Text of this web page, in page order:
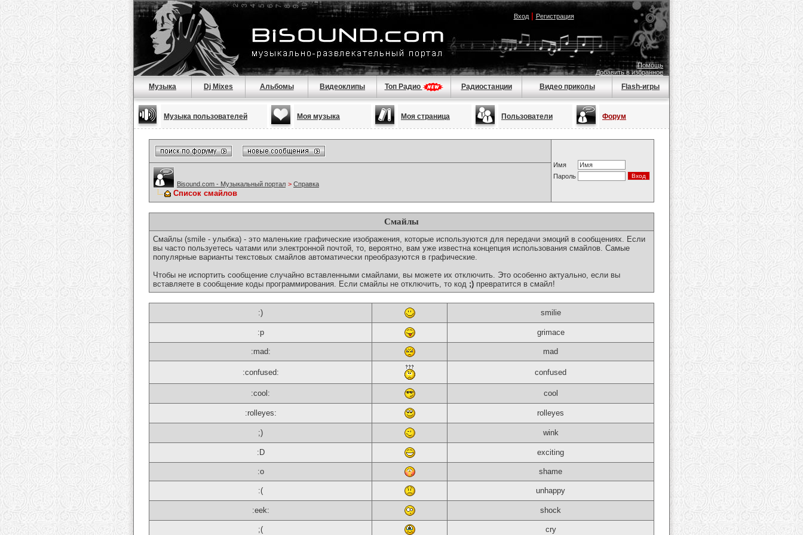
Вход| Регистрация
Помощь
Добавить в избранное
Музыка Dj Mixes Альбомы Видеоклипы Топ Радио Радиостанции Видео приколы Flash-игры
Музыка пользователей Моя музыка Моя страница Пользователи Форум
Имя
Пароль
Bisound.com - Музыкальный портал > Справка
Список смайлов
Смайлы
Смайлы (smile - улыбка) - это маленькие графические изображения, которые используются для передачи эмоций в сообщениях. Если
вы часто пользуетесь чатами или электронной почтой, то, вероятно, вам уже известна концепция использования смайлов. Самые
популярные варианты текстовых смайлов автоматически преобразуются в графические.
Чтобы не испортить сообщение случайно вставленными смайлами, вы можете их отключить. Это особенно актуально, если вы
вставляете в сообщение коды программирования. Если смайлы не отключить, то код ;) превратится в смайл!
:) smilie
:p grimace
:mad: mad
:confused: confused
:cool: cool
:rolleyes: rolleyes
;) wink
:D exciting
:o shame
:( unhappy
:eek: shock
;( cry